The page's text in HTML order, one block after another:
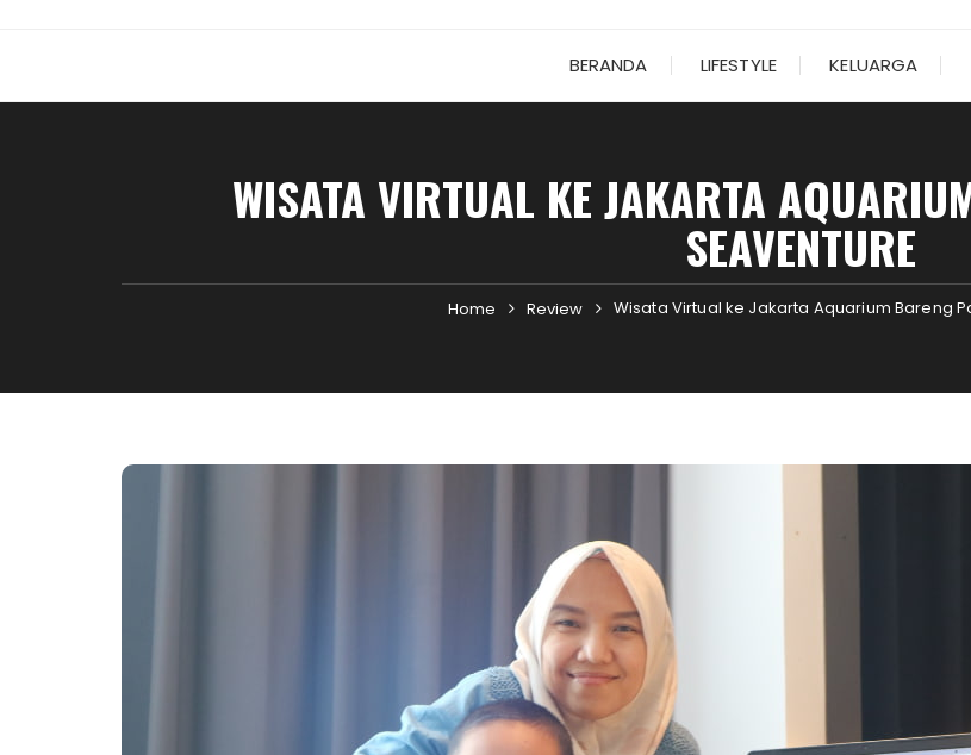
BERANDA LIFESTYLE KELUARGA
WISATA VIRTUAL KE JAKARTA
SEAVENTURE
Home Review Wisata Virtual ke Jakarta Aquarium Bareng